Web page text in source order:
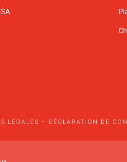
LÉGALES – DÉCLARATION DE